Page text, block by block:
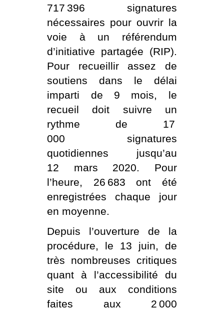
717 396 signatures
nécessaires pour ouvrir la
voie à un référendum
d’initiative partagée (RIP).
Pour recueillir assez de
soutiens dans le délai
imparti de 9 mois, le
recueil doit suivre un
rythme de 17
000 signatures
quotidiennes jusqu’au
12 mars 2020. Pour
l’heure, 26 683 ont été
enregistrées chaque jour
en moyenne.
Depuis l’ouverture de la
procédure, le 13 juin, de
très nombreuses critiques
quant à l’accessibilité du
site ou aux conditions
faites aux 2 000